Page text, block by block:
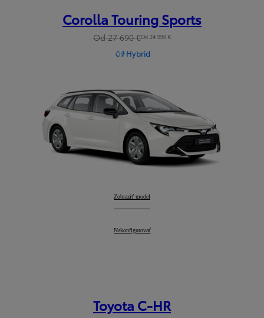
Corolla Touring Sports
Od 27 690 €Od 24 990 €
Hybrid
Corolla Touring Sports
Zobraziť model
Corolla Touring Sports
Nakonfigurovať
Toyota C-HR